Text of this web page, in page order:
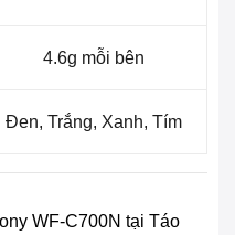
4.6g mỗi bên
Đen, Trắng, Xanh, Tím
WF-C700N tại Táo